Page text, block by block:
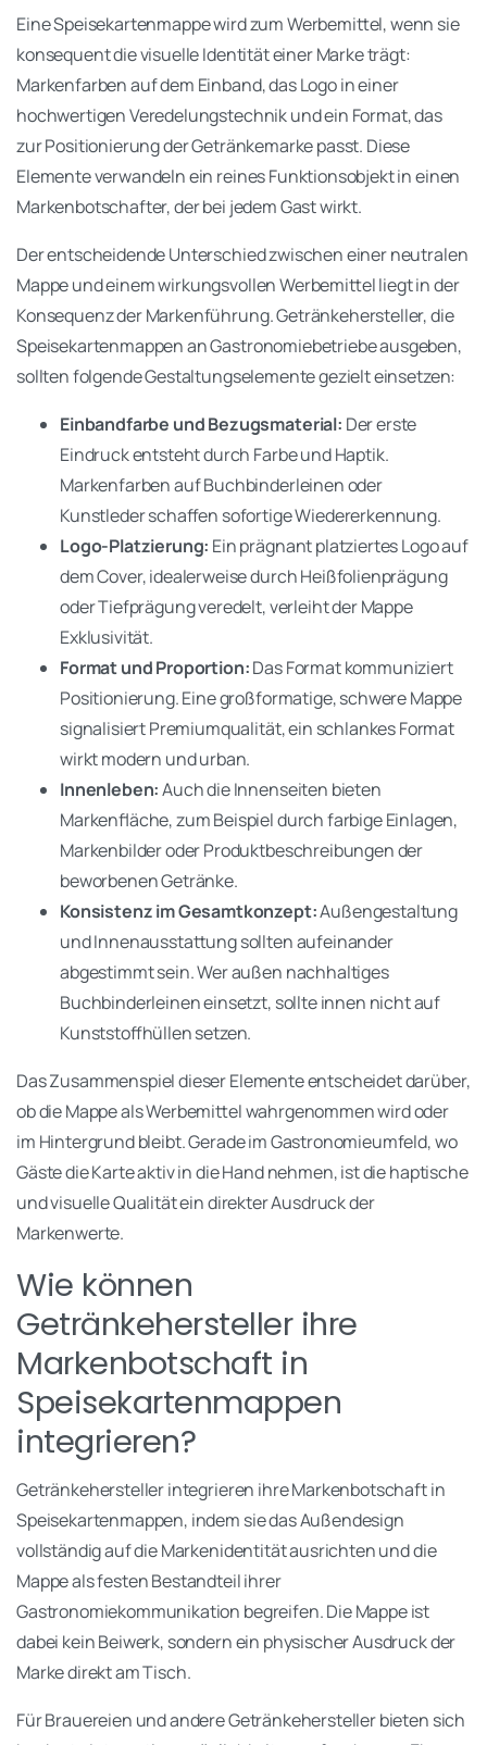
Eine Speisekartenmappe wird zum Werbemittel, wenn sie
konsequent die visuelle Identität einer Marke trägt:
Markenfarben auf dem Einband, das Logo in einer
hochwertigen Veredelungstechnik und ein Format, das
zur Positionierung der Getränkemarke passt. Diese
Elemente verwandeln ein reines Funktionsobjekt in einen
Markenbotschafter, der bei jedem Gast wirkt.
Der entscheidende Unterschied zwischen einer neutralen
Mappe und einem wirkungsvollen Werbemittel liegt in der
Konsequenz der Markenführung. Getränkehersteller, die
Speisekartenmappen an Gastronomiebetriebe ausgeben,
sollten folgende Gestaltungselemente gezielt einsetzen:
Einbandfarbe und Bezugsmaterial: Der erste
Eindruck entsteht durch Farbe und Haptik.
Markenfarben auf Buchbinderleinen oder
Kunstleder schaffen sofortige Wiedererkennung.
Logo-Platzierung: Ein prägnant platziertes Logo auf
dem Cover, idealerweise durch Heißfolienprägung
oder Tiefprägung veredelt, verleiht der Mappe
Exklusivität.
Format und Proportion:Das Format kommuniziert
Positionierung. Eine großformatige, schwere Mappe
signalisiert Premiumqualität, ein schlankes Format
wirkt modern und urban.
Innenleben:Auch die Innenseiten bieten
Markenfläche, zum Beispiel durch farbige Einlagen,
Markenbilder oder Produktbeschreibungen der
beworbenen Getränke.
Konsistenz im Gesamtkonzept:Außengestaltung
und Innenausstattung sollten aufeinander
abgestimmt sein. Wer außen nachhaltiges
Buchbinderleinen einsetzt, sollte innen nicht auf
Kunststoffhüllen setzen.
Das Zusammenspiel dieser Elemente entscheidet darüber,
ob die Mappe als Werbemittel wahrgenommen wird oder
im Hintergrund bleibt. Gerade im Gastronomieumfeld, wo
Gäste die Karte aktiv in die Hand nehmen, ist die haptische
und visuelle Qualität ein direkter Ausdruck der
Markenwerte.
Wie können
Getränkehersteller ihre
Markenbotschaft in
Speisekartenmappen
integrieren?
Getränkehersteller integrieren ihre Markenbotschaft in
Speisekartenmappen, indem sie das Außendesign
vollständig auf die Markenidentität ausrichten und die
Mappe als festen Bestandteil ihrer
Gastronomiekommunikation begreifen. Die Mappe ist
dabei kein Beiwerk, sondern ein physischer Ausdruck der
Marke direkt am Tisch.
Für Brauereien und andere Getränkehersteller bieten sich